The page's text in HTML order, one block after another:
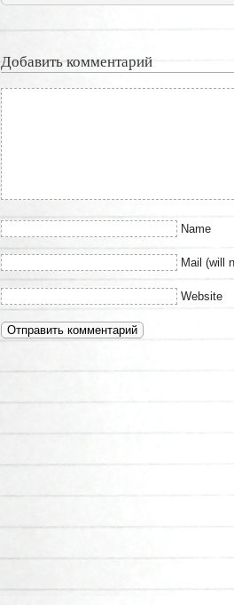
Добавить комментарий
Name
Mail (will
Website